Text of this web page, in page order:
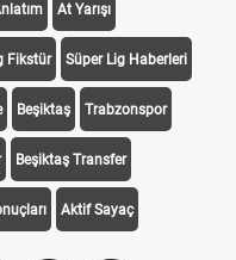
At Yarışı
Fikstür Süper Lig Haberleri
Beşiktaş Trabzonspor
Beşiktaş Transfer
Aktif Sayaç